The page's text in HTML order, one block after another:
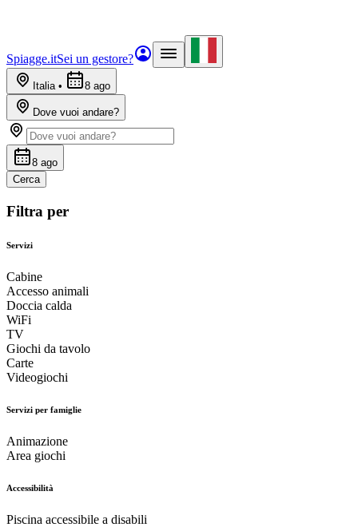
Spiagge.itSei un gestore?
Italia• 8 ago
Dove vuoi andare?
8 ago
Cerca
Filtra per
Servizi
Cabine
Accesso animali
Doccia calda
WiFi
TV
Giochi da tavolo
Carte
Videogiochi
Servizi per famiglie
Animazione
Area giochi
Accessibilità
Piscina accessibile a disabili